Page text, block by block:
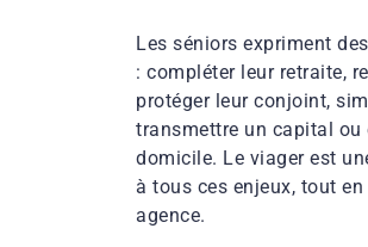
Les séniors expriment
: compléter leur retraite,
protéger leur conjoint,
transmettre un capital ou
domicile. Le viager est
à tous ces enjeux, tout
agence.